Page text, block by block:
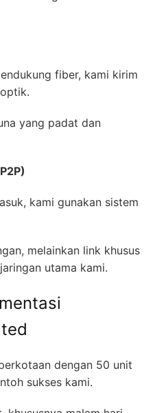
fiber, kami kirim
yang padat dan
kami gunakan sistem
melainkan link khusus
utama kami.
dengan 50 unit
sukses kami.